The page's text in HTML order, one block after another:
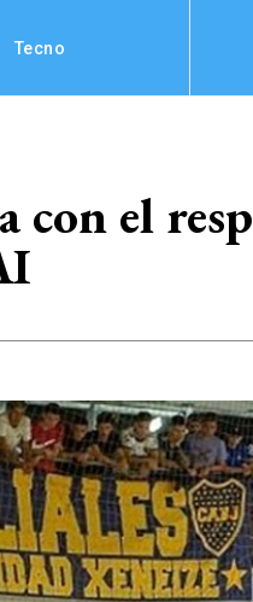
Tecno
con el